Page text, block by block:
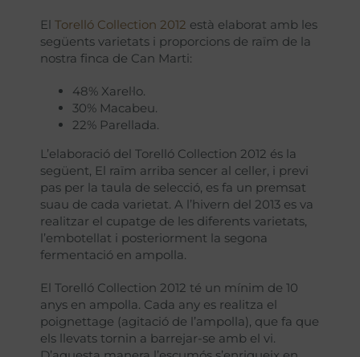
El Torelló Collection 2012 està elaborat amb les
següents varietats i proporcions de raïm de la
nostra finca de Can Marti:
48% Xarel·lo.
30% Macabeu.
22% Parellada.
L’elaboració del Torelló Collection 2012 és la
següent, El raïm arriba sencer al celler, i previ
pas per la taula de selecció, es fa un premsat
suau de cada varietat. A l’hivern del 2013 es va
realitzar el cupatge de les diferents varietats,
l’embotellat i posteriorment la segona
fermentació en ampolla.
El Torelló Collection 2012 té un mínim de 10
anys en ampolla. Cada any es realitza el
poignettage (agitació de l’ampolla), que fa que
els llevats tornin a barrejar-se amb el vi.